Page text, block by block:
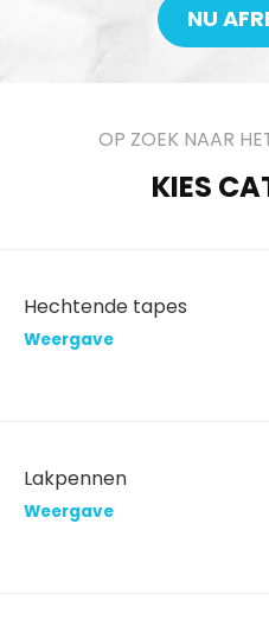
NU
OP ZOEK NAAR
KIES
Hechtende tapes
Weergave
Lakpennen
Weergave